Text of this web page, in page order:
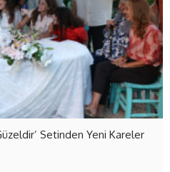
Setinden Yeni Kareler